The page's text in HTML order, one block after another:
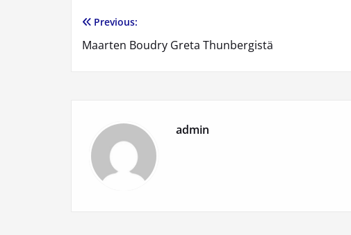
Artikkelien
Previous:
Maarten Boudry Greta Thunbergistä
admin